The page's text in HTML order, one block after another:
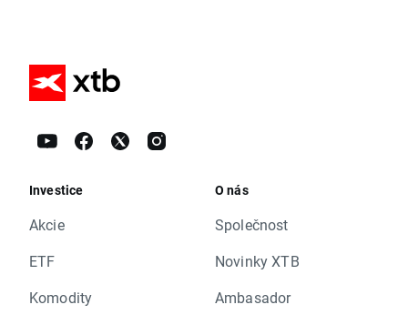
Investice
Akcie
ETF
Komodity
O nás
Společnost
Novinky XTB
Ambasador